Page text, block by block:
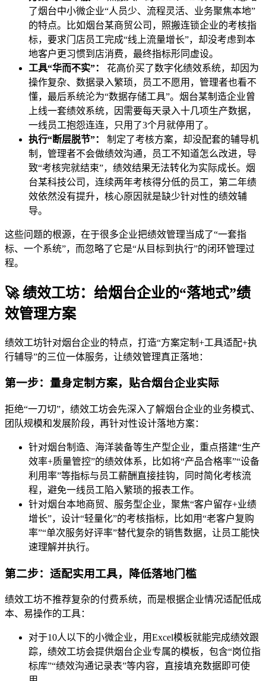
了烟台中小微企业“人员少、流程灵活、业务聚焦本地”
的特点。比如烟台某商贸公司，照搬连锁企业的考核指
标，要求门店员工完成“线上流量增长”，却没考虑到本
地客户更习惯到店消费，最终指标形同虚设。
工具“华而不实”：
花高价买了数字化绩效系统，却因为
操作复杂、数据录入繁琐，员工不愿用，管理者也看不
懂，最后系统沦为“数据存储工具”。烟台某制造企业曾
上线一套绩效系统，因需要每天录入十几项生产数据，
一线员工抱怨连连，只用了3个月就停用了。
执行“断层脱节”：
制定了考核方案，却没配套的辅导机
制，管理者不会做绩效沟通，员工不知道怎么改进，导
致“考核完就结束”，绩效结果无法转化为实际成长。烟
台某科技公司，连续两年考核得分低的员工，第二年绩
效依然没有提升，核心原因就是缺少针对性的绩效辅
导。
这些问题的根源，在于很多企业把绩效管理当成了“一套指
标、一个系统”，而忽略了它是“从目标到执行”的闭环管理过
程。
🚀 绩效工坊：给烟台企业的“落地式”绩
效管理方案
绩效工坊针对烟台企业的特点，打造“方案定制+工具适配+执
行辅导”的三位一体服务，让绩效管理真正落地：
第一步：量身定制方案，贴合烟台企业实际
拒绝“一刀切”，绩效工坊会先深入了解烟台企业的业务模式、
团队规模和发展阶段，再针对性设计落地方案：
针对烟台制造、海洋装备等生产型企业，重点搭建“生产
效率+质量管控”的绩效体系，比如将“产品合格率”“设备
利用率”等指标与员工薪酬直接挂钩，同时简化考核流
程，避免一线员工陷入繁琐的报表工作。
针对烟台本地商贸、服务型企业，聚焦“客户留存+业绩
增长”，设计“轻量化”的考核指标，比如用“老客户复购
率”“单次服务好评率”替代复杂的销售数据，让员工能快
速理解并执行。
第二步：适配实用工具，降低落地门槛
绩效工坊不推荐复杂的付费系统，而是根据企业情况适配低成
本、易操作的工具：
对于10人以下的小微企业，用Excel模板就能完成绩效跟
踪，绩效工坊会提供烟台企业专属的模板，包含“岗位指
标库”“绩效沟通记录表”等内容，直接填充数据即可使